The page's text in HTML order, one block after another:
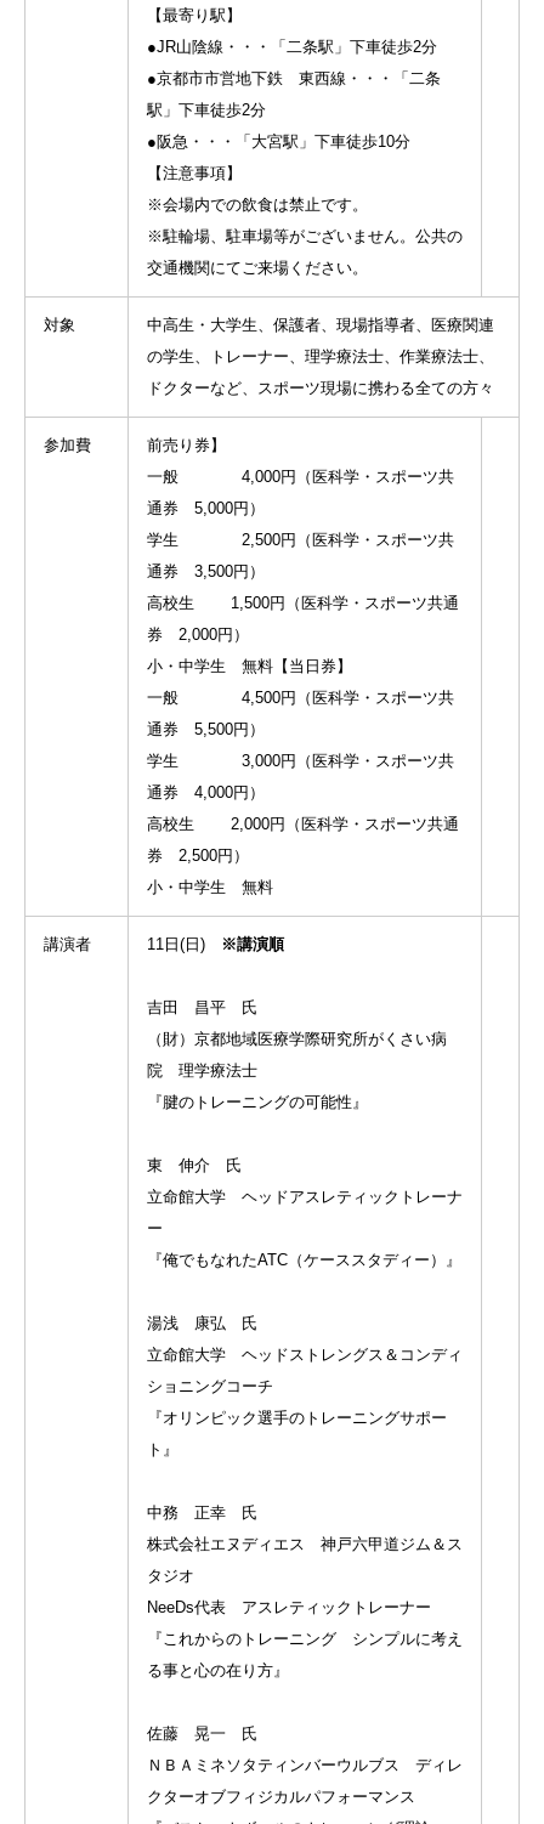
【最寄り駅】
●JR山陰線・・・「二条駅」下車徒歩2分
●京都市市営地下鉄 東西線・・・「二条
駅」下車徒歩2分
●阪急・・・「大宮駅」下車徒歩10分
【注意事項】
※会場内での飲食は禁止です。
※駐輪場、駐車場等がございません。公共の
交通機関にてご来場ください。
対象
中高生・大学生、保護者、現場指導者、医療関連
の学生、トレーナー、理学療法士、作業療法士、
ドクターなど、スポーツ現場に携わる全ての方々
参加費
前売り券】
一般 4,000円（医科学・スポーツ共
通券 5,000円）
学生 2,500円（医科学・スポーツ共
通券 3,500円）
高校生 1,500円（医科学・スポーツ共通
券 2,000円）
小・中学生 無料【当日券】
一般 4,500円（医科学・スポーツ共
通券 5,500円）
学生 3,000円（医科学・スポーツ共
通券 4,000円）
高校生 2,000円（医科学・スポーツ共通
券 2,500円）
小・中学生 無料
講演者 11日(日) ※講演順
吉田 昌平 氏
（財）京都地域医療学際研究所がくさい病
院 理学療法士
『腱のトレーニングの可能性』
東 伸介 氏
立命館大学 ヘッドアスレティックトレーナ
ー
『俺でもなれたATC（ケーススタディー）』
湯浅 康弘 氏
立命館大学 ヘッドストレングス＆コンディ
ショニングコーチ
『オリンピック選手のトレーニングサポー
ト』
中務 正幸 氏
株式会社エヌディエス 神戸六甲道ジム＆ス
タジオ
NeeDs代表 アスレティックトレーナー
『これからのトレーニング シンプルに考え
る事と心の在り方』
佐藤 晃一 氏
ＮＢＡミネソタティンバーウルブス ディレ
クターオブフィジカルパフォーマンス